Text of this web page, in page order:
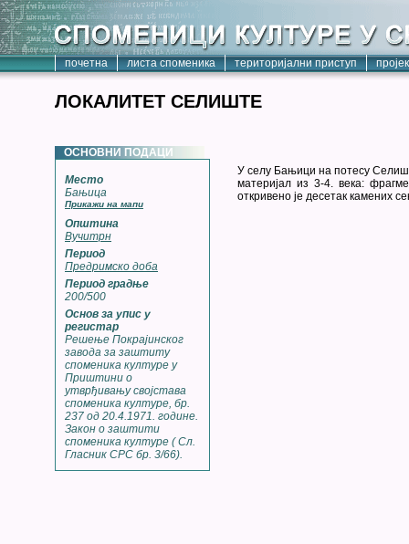
почетна листа споменика територијални приступ
ЛОКАЛИТЕТ СЕЛИШТЕ
ОСНОВНИ ПОДАЦИ
Место
Бањица
Прикажи на мапи
Општина
Вучитрн
Период
Предримско доба
Период градње
200/500
Основ за упис у
регистар
Решење Покрајинског
завода за заштиту
споменика културе у
Приштини о
утврђивању својстава
споменика културе, бр.
237 од 20.4.1971. године.
Закон о заштити
споменика културе ( Сл.
Гласник СРС бр. 3/66).
У селу Бањици на потесу
материјал из 3-4. века:
откривено је десетак камених